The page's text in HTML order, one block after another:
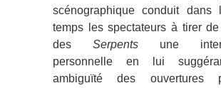
scénographique conduit dans
temps les spectateurs à tirer de
des Serpents une
personnelle en lui
ambiguïté des ouvertures